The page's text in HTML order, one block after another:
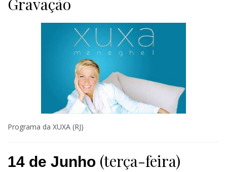
Gravação
Programa da XUXA (RJ)
14 de Junho (terça-feira)